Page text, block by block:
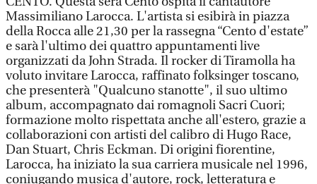
Massimiliano Larocca. L'artista si esibirà in piazza
della Rocca alle 21,30 per la rassegna “Cento d'estate”
e sarà l'ultimo dei quattro appuntamenti live
organizzati da John Strada. Il rocker di Tiramolla ha
voluto invitare Larocca, raffinato folksinger toscano,
che presenterà "Qualcuno stanotte", il suo ultimo
album, accompagnato dai romagnoli Sacri Cuori;
formazione molto rispettata anche all'estero, grazie a
collaborazioni con artisti del calibro di Hugo Race,
Dan Stuart, Chris Eckman. Di origini fiorentine,
Larocca, ha iniziato la sua carriera musicale nel 1996,
coniugando musica d'autore, rock, letteratura e